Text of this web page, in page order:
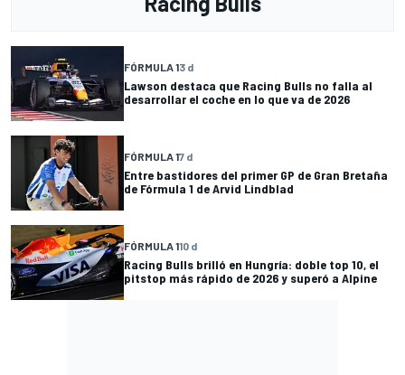
FÓRMULA 13 d
Lawson destaca que Racing Bulls no falla al
desarrollar el coche en lo que va de 2026
FÓRMULA 17 d
Entre bastidores del primer GP de Gran Bretaña
de Fórmula 1 de Arvid Lindblad
FÓRMULA 110 d
Racing Bulls brilló en Hungría: doble top 10, el
pitstop más rápido de 2026 y superó a Alpine